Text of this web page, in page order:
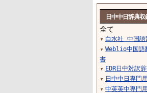
日中中日辞典収
全て
▼ 白水社 中国語
▼ Weblio中国語
書
▼ EDR日中対訳
▼ 日中中日専門
▼ 中英英中専門